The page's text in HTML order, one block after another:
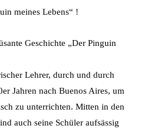
meines Lebens“ !
Geschichte „Der Pinguin
Lehrer, durch und durch
Jahren nach Buenos Aires, um
zu unterrichten. Mitten in den
auch seine Schüler aufsässig